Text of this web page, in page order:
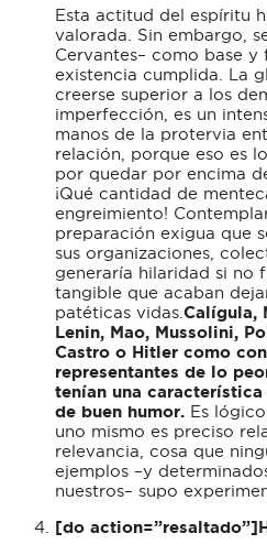
Esta actitud del espíritu
valorada. Sin embargo,
Cervantes– como base y
existencia cumplida. La
creerse superior a los
imperfección, es un
manos de la protervia
relación, porque eso es
por quedar por encima
¡Qué cantidad de
engreimiento!
preparación exigua que
sus organizaciones,
generaría hilaridad si no
tangible que acaban
patéticas vidas. Calígula,
Lenin, Mao, Mussolini,
Castro o Hitler como
representantes de lo
tenían una característica
de buen humor. Es
uno mismo es preciso
relevancia, cosa que
ejemplos –y
nuestros– supo
[do